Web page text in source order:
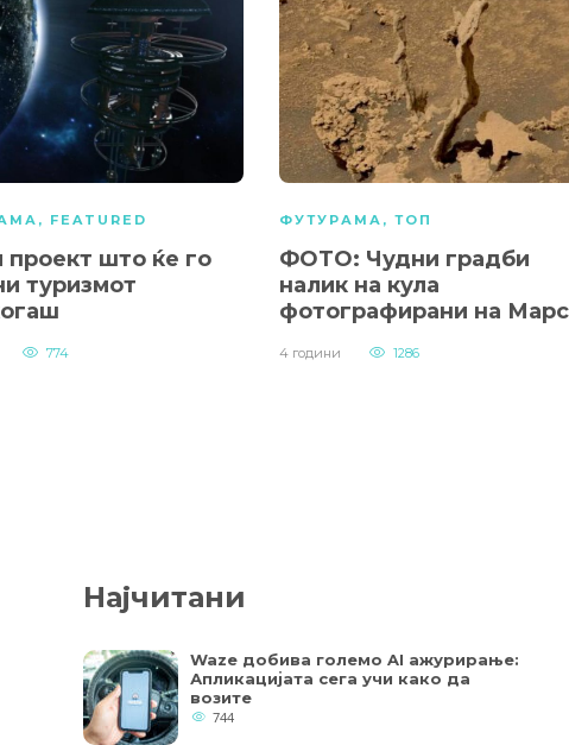
, FEATURED
проект што ќе го
туризмот
774
ФУТУРАМА , ТОП
ФОТО: Чудни градби
налик на кула
фотографирани на Марс
4 години 1286
Најчитани
Waze добива големо AI ажурирање:
Апликацијата сега учи како да
возите
744